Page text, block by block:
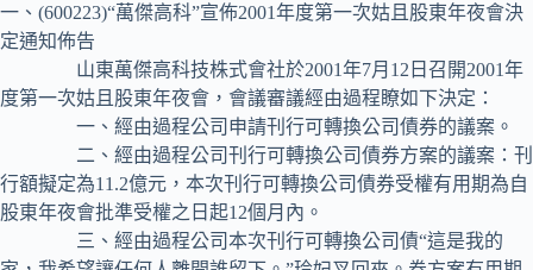
一、(600223)“萬傑高科”宣佈2001年度第一次姑且股東年夜會決
定通知佈告
山東萬傑高科技株式會社於2001年7月12日召開2001年
度第一次姑且股東年夜會，會議審議經由過程瞭如下決定：
一、經由過程公司申請刊行可轉換公司債券的議案。
二、經由過程公司刊行可轉換公司債券方案的議案：刊
行額擬定為11.2億元，本次刊行可轉換公司債券受權有用期為自
股東年夜會批準受權之日起12個月內。
三、經由過程公司本次刊行可轉換公司債“這是我的